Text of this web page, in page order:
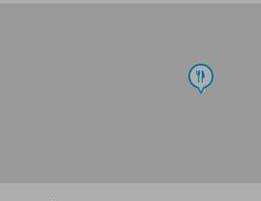
food